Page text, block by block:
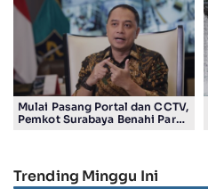
Mulai Pasang Portal dan CCTV,
Pemkot Surabaya Benahi Parkir
Trending Minggu Ini